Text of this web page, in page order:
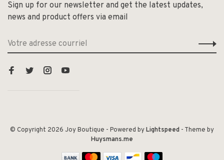
Sign up for our newsletter and get the latest updates,
news and product offers via email
© Copyright 2026 Joy Boutique - Powered byLightspeed - Theme by
Huysmans.me